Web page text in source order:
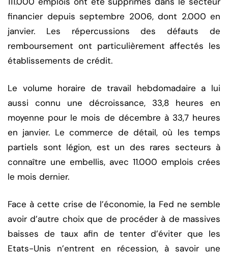
financier depuis septembre 2006, dont 2.000 en
janvier. Les répercussions des défauts de
remboursement ont particulièrement affectés les
établissements de crédit.
Le volume horaire de travail hebdomadaire a lui
aussi connu une décroissance, 33,8 heures en
moyenne pour le mois de décembre à 33,7 heures
en janvier. Le commerce de détail, où les temps
partiels sont légion, est un des rares secteurs à
connaître une embellis, avec 11.000 emplois crées
le mois dernier.
Face à cette crise de l’économie, la Fed ne semble
avoir d’autre choix que de procéder à de massives
baisses de taux afin de tenter d’éviter que les
Etats-Unis n’entrent en récession, à savoir une